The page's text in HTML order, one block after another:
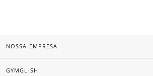
NOSSA EMPRESA
GYMGLISH